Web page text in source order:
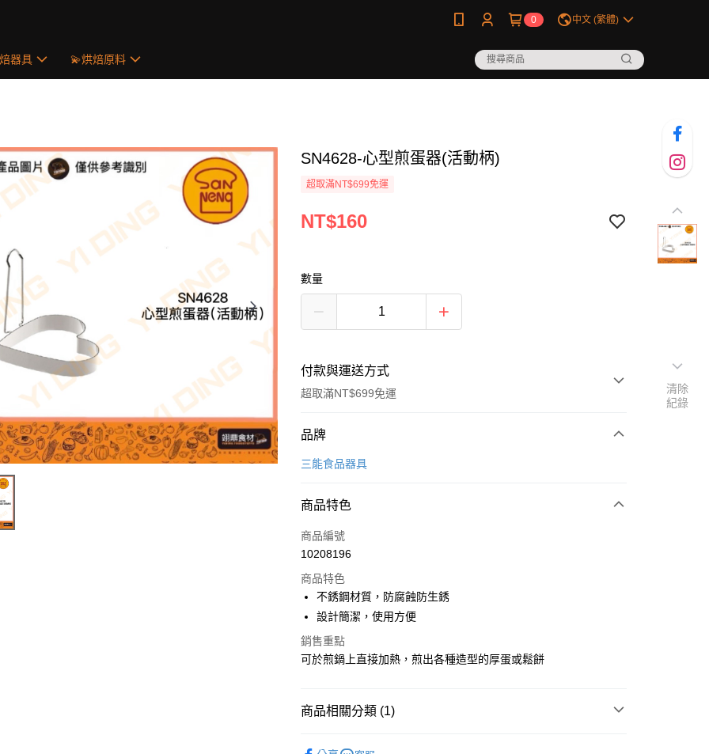
0 中文 (繁體)
器具 💫烘焙原料
SN4628-心型煎蛋器(活動柄)
超取滿NT$699免運
NT$160
數量
付款與運送方式
超取滿NT$699免運
付款方式
信用卡一次付款
運送方式
• 付款後全家取貨
每筆NT$60，滿NT$699(含以上)免運費
• 付款後7-11取貨
每筆NT$60，滿NT$699(含以上)免運費
品牌
三能食品器具
商品特色
商品編號
10208196
商品特色
不銹鋼材質，防腐蝕防生銹
設計簡潔，使用方便
銷售重點
可於煎鍋上直接加熱，煎出各種造型的厚蛋或鬆餅
商品相關分類 (1)
清除
紀錄